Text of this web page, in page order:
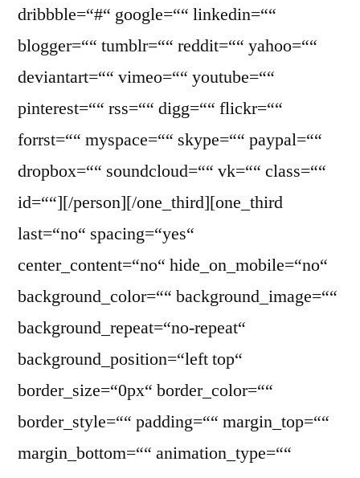
dribbble=“#“ google=““ linkedin=““
blogger=““ tumblr=““ reddit=““ yahoo=““
deviantart=““ vimeo=““ youtube=““
pinterest=““ rss=““ digg=““ flickr=““
forrst=““ myspace=““ skype=““ paypal=““
dropbox=““ soundcloud=““ vk=““ class=““
id=““][/person][/one_third][one_third
last=“no“ spacing=“yes“
center_content=“no“ hide_on_mobile=“no“
background_color=““ background_image=““
background_repeat=“no-repeat“
background_position=“left top“
border_size=“0px“ border_color=““
border_style=““ padding=““ margin_top=““
margin_bottom=““ animation_type=““